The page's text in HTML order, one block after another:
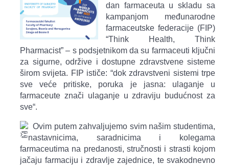
dan farmaceuta u skladu sa
kampanjom međunarodne
farmaceutske federacije (FIP)
“Think Health, Think
Pharmacist” – s podsjetnikom da su farmaceuti ključni
za sigurne, održive i dostupne zdravstvene sisteme
širom svijeta. FIP ističe: “dok zdravstveni sistemi trpe
sve veće pritiske, poruka je jasna: ulaganje u
farmaceute znači ulaganje u zdraviju budućnost za
sve“.
Ovim putem zahvaljujemo svim našim studentima,
nastavnicima, saradnicima i kolegama
farmaceutima na predanosti, stručnosti i strasti kojom
jačaju farmaciju i zdravlje zajednice, te svakodnevno